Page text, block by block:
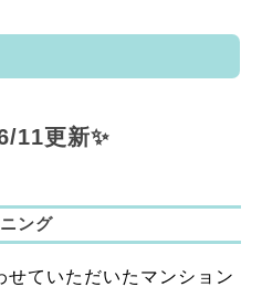
11更新✨
ング
ていただいたマンション